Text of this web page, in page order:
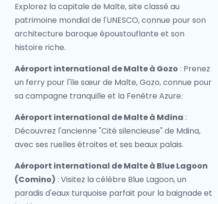
Explorez la capitale de Malte, site classé au
patrimoine mondial de l'UNESCO, connue pour son
architecture baroque époustouflante et son
histoire riche.
Aéroport international de Malte à Gozo : Prenez
un ferry pour l'île sœur de Malte, Gozo, connue pour
sa campagne tranquille et la Fenêtre Azure.
Aéroport international de Malte à Mdina :
Découvrez l'ancienne "Cité silencieuse" de Mdina,
avec ses ruelles étroites et ses beaux palais.
Aéroport international de Malte à Blue Lagoon
(Comino) : Visitez la célèbre Blue Lagoon, un
paradis d'eaux turquoise parfait pour la baignade et